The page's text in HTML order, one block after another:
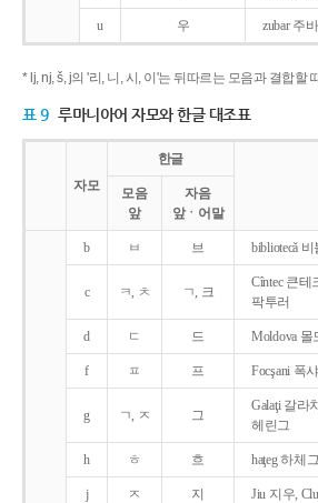
u 우 zubar 주
* lj, nj, š, j의 '리, 니, 시, 이'는 뒤따르는 모음과 결합할
표 9 루마니아어 자모와 한글 대조표
자모
한글
모음
앞
자음
앞ㆍ어말
b ㅂ 브 bibliotecǎ
c ㅋ, ㅊ ㄱ, 크
Cîntec 큰테
팍투러
d ㄷ 드 Moldova 몰
f ㅍ 프 Focşani 폭
g ㄱ, ㅈ 그
Galaţi 갈라
헤린그
h ㅎ 흐 haţeg 하체
j ㅈ 지 Jiu 지우,